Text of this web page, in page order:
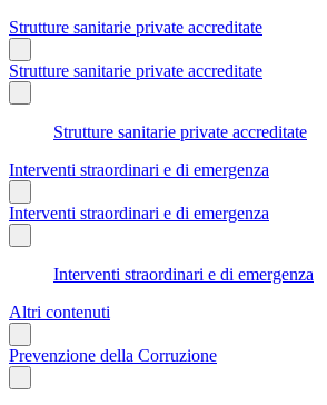
Strutture sanitarie private accreditate
Strutture sanitarie private accreditate
Strutture sanitarie private accreditate
Interventi straordinari e di emergenza
Interventi straordinari e di emergenza
Interventi straordinari e di emergenza
Altri contenuti
Prevenzione della Corruzione